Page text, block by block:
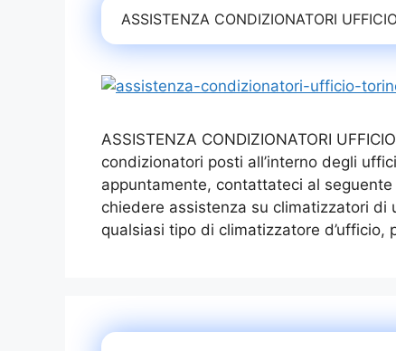
ASSISTENZA CONDIZIONATORI
ASSISTENZA CONDIZIONATORI
condizionatori posti all’interno degli
appuntamente, contattateci al
chiedere assistenza su climatizzatori
qualsiasi tipo di climatizzatore